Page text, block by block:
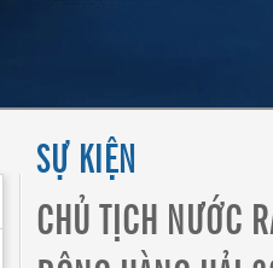
SỰ KIỆN
CHỦ TỊCH NƯỚC